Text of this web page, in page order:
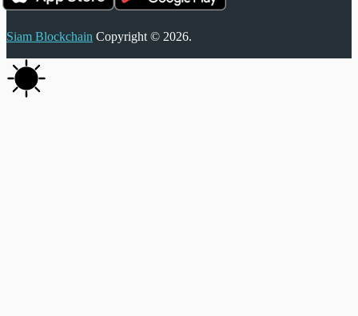
Siam Blockchain Copyright © 2026.